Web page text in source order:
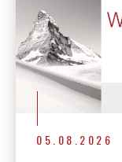
05.08.2026